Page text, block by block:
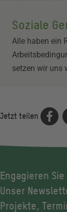
Soziale
Alle haben ein
setzen wir uns
Jetzt teilen
Engagieren
Unser
Projekte,